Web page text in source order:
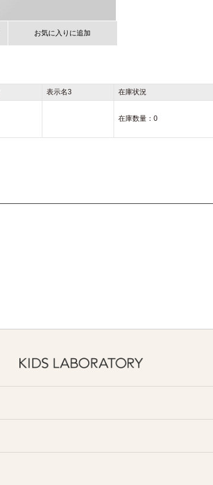
お気に入りに追加
表示名3 在庫状況
在庫数量： 0